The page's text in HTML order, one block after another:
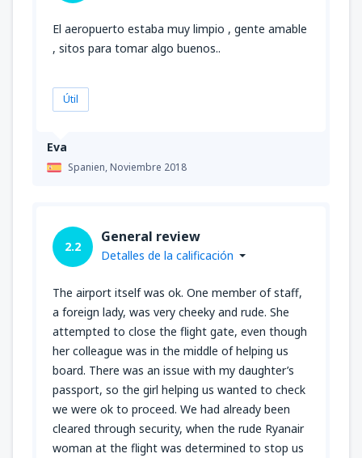
Eva
Spanien,Noviembre 2018
El aeropuerto estaba muy limpio , gente amable
, sitos para tomar algo buenos..
Útil
2.2
General review
Detalles de la calificación
The airport itself was ok. One member of staff,
a foreign lady, was very cheeky and rude. She
attempted to close the flight gate, even though
her colleague was in the middle of helping us
board. There was an issue with my daughter’s
passport, so the girl helping us wanted to check
we were ok to proceed. We had already been
cleared through security, when the rude Ryanair
woman at the flight was determined to stop us